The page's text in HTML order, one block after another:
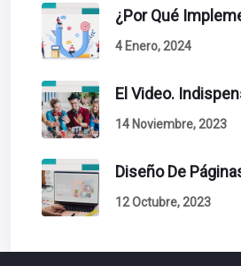
4 Enero, 2024
14 Noviembre, 2023
12 Octubre, 2023